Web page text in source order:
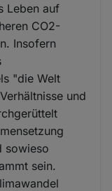
Leben auf
CO2-
Insofern
"die Welt
und
sowieso
sein.